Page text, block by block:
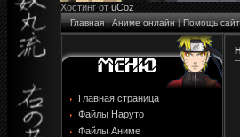
Хостинг от uCoz
Главная|Аниме онлайн|Помощь
Главная страница
Файлы Наруто
Файлы Аниме